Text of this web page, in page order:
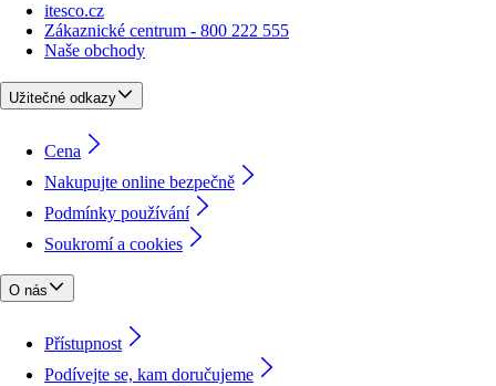
itesco.cz
Zákaznické centrum - 800 222 555
Naše obchody
Užitečné odkazy
Cena
Nakupujte online bezpečně
Podmínky používání
Soukromí a cookies
O nás
Přístupnost
Podívejte se, kam doručujeme